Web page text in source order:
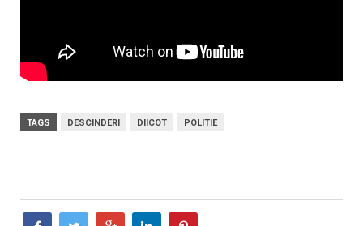
TAGS DESCINDERI DIICOT POLITIE